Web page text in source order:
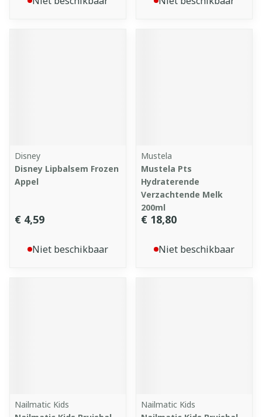
Disney
Disney Lipbalsem Frozen
Appel
€ 4,59
Niet beschikbaar
Mustela
Mustela Pts
Hydraterende
Verzachtende Melk
200ml
€ 18,80
Niet beschikbaar
Nailmatic Kids
Nailmatic Kids